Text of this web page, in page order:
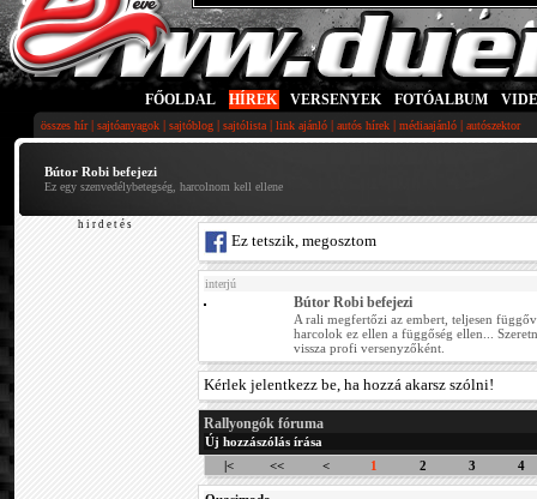
FŐOLDAL HÍREK VERSENYEK FOTÓALBUM
összes hír| sajtóanyagok | sajtóblog | sajtólista | link ajánló | autós hírek | médiaajánló | autószektor
Bútor Robi befejezi
Ez egy szenvedélybetegség, harcolnom kell ellene
h i r d e t é s
Ez tetszik, megosztom
interjú
Bútor Robi befejezi
A rali megfertőzi az embert, teljesen
harcolok ez ellen a függőség ellen...
vissza profi versenyzőként.
Kérlek jelentkezz be, ha hozzá akarsz szólni!
Rallyongók fóruma
Új hozzászólás írása
|<
<< < 1 2 3 4